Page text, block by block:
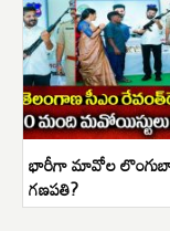
భారీగా మావోల
గణపతి?